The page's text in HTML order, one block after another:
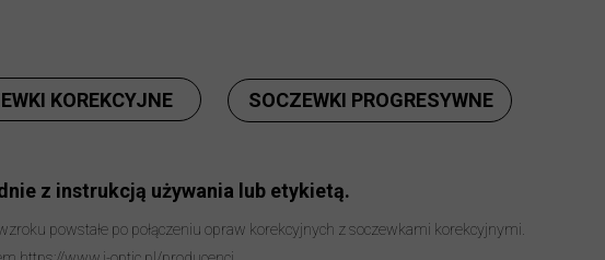
SOCZEWKI PROGRESYWNE
KOREKCYJNE
z instrukcją używania lub etykietą.
powstałe po połączeniu opraw korekcyjnych z soczewkami korekcyjnymi.